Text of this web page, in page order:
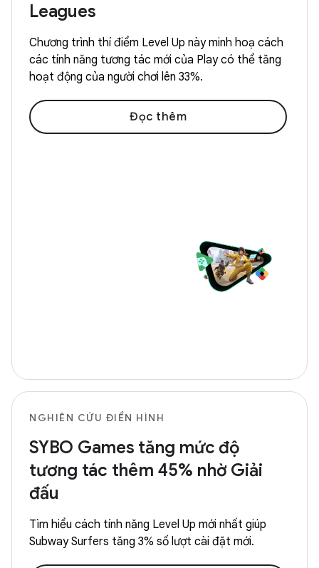
Leagues
Chương trình thí điểm Level Up này minh hoạ cách
các tính năng tương tác mới của Play có thể tăng
hoạt động của người chơi lên 33%.
Đọc thêm
NGHIÊN CỨU ĐIỂN HÌNH
SYBO Games tăng mức độ
tương tác thêm 45% nhờ Giải
đấu
Tìm hiểu cách tính năng Level Up mới nhất giúp
Subway Surfers tăng 3% số lượt cài đặt mới.